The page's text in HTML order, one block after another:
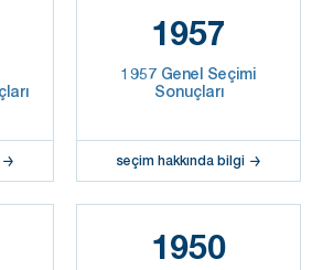
1957
1957 Genel Seçimi
Sonuçları
seçim hakkında bilgi
1950